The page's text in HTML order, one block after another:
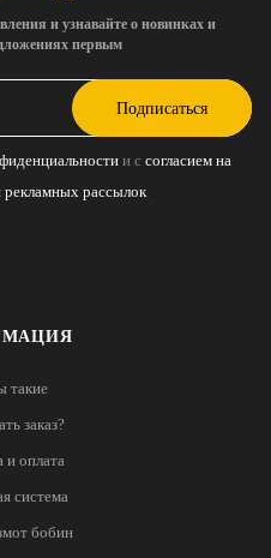
такие
заказ?
и оплата
система
бобин
и узнавайте о новинках и
первым
Подписаться
и с согласием на
рассылок